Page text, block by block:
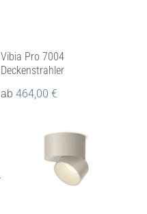
Vibia Pro 7004
Deckenstrahler
ab 464,00 €